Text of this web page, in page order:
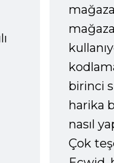
birinci
harika
nasıl
Çok